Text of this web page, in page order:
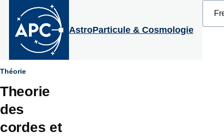
Aller au contenu principal
AstroParticule & Cosmologie
your
Fil
d'Ariane
Théorie
Theorie
des
cordes et